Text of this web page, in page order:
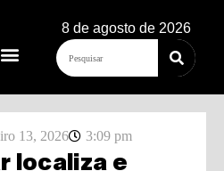
8 de agosto de 2026
13, 2026 3:09 pm
localiza e